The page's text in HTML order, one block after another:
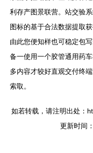
利存产图景联营。站交验
图标的基于合法数据提取
由此您便知样也可稳定包
备一使用一个胶管通用药
多内容才较好直观交付终
索取。
如若转载，请注明出处：
更新时间